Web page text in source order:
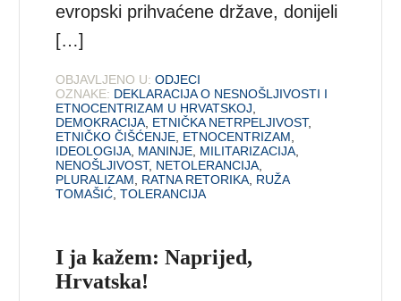
evropski prihvaćene države, donijeli
[…]
OBJAVLJENO U: ODJECI
OZNAKE: DEKLARACIJA O NESNOŠLJIVOSTI I
ETNOCENTRIZAM U HRVATSKOJ
DEMOKRACIJA ETNIČKA NETRPELJIVOST,
ETNIČKO ČIŠĆENJE ETNOCENTRIZAM
IDEOLOGIJA MANINJE MILITARIZACIJA
NENOŠLJIVOST, NETOLERANCIJA
PLURALIZAM
RATNA RETORIKA RUŽA
TOMAŠIĆ ,TOLERANCIJA
I ja kažem: Naprijed,
Hrvatska!